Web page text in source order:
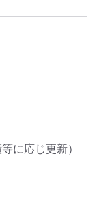
に応じ更新）